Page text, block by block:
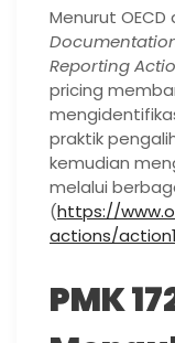
Menurut
Reporting
pricing
praktik
kemudian
melalui
(https://
actions/
PMK